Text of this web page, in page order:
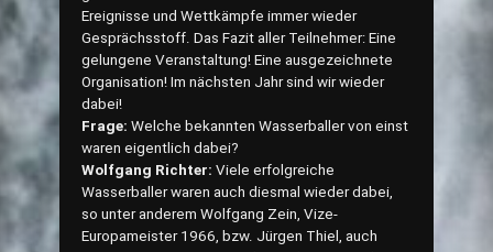
Ereignisse und Wettkämpfe immer wieder
Gesprächsstoff. Das Fazit aller Teilnehmer: Eine
gelungene Veranstaltung! Eine ausgezeichnete
Organisation! Im nächsten Jahr sind wir wieder
dabei!
Frage: Welche bekannten Wasserballer von einst
waren eigentlich dabei?
Wolfgang Richter: Viele erfolgreiche
Wasserballer waren auch diesmal wieder dabei,
so unter anderem Wolfgang Zein, Vize-
Europameister 1966, bzw. Jürgen Thiel, auch